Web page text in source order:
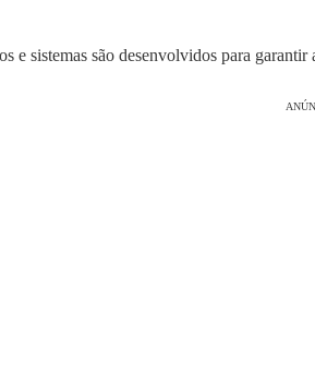
e sistemas são desenvolvidos para